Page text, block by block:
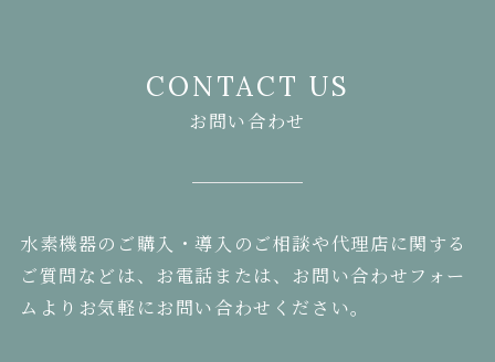
CONTACT US
お問い合わせ
水素機器のご購入・導入のご相談や代理店に関する
ご質問などは、お電話または、お問い合わせフォー
ムよりお気軽にお問い合わせください。